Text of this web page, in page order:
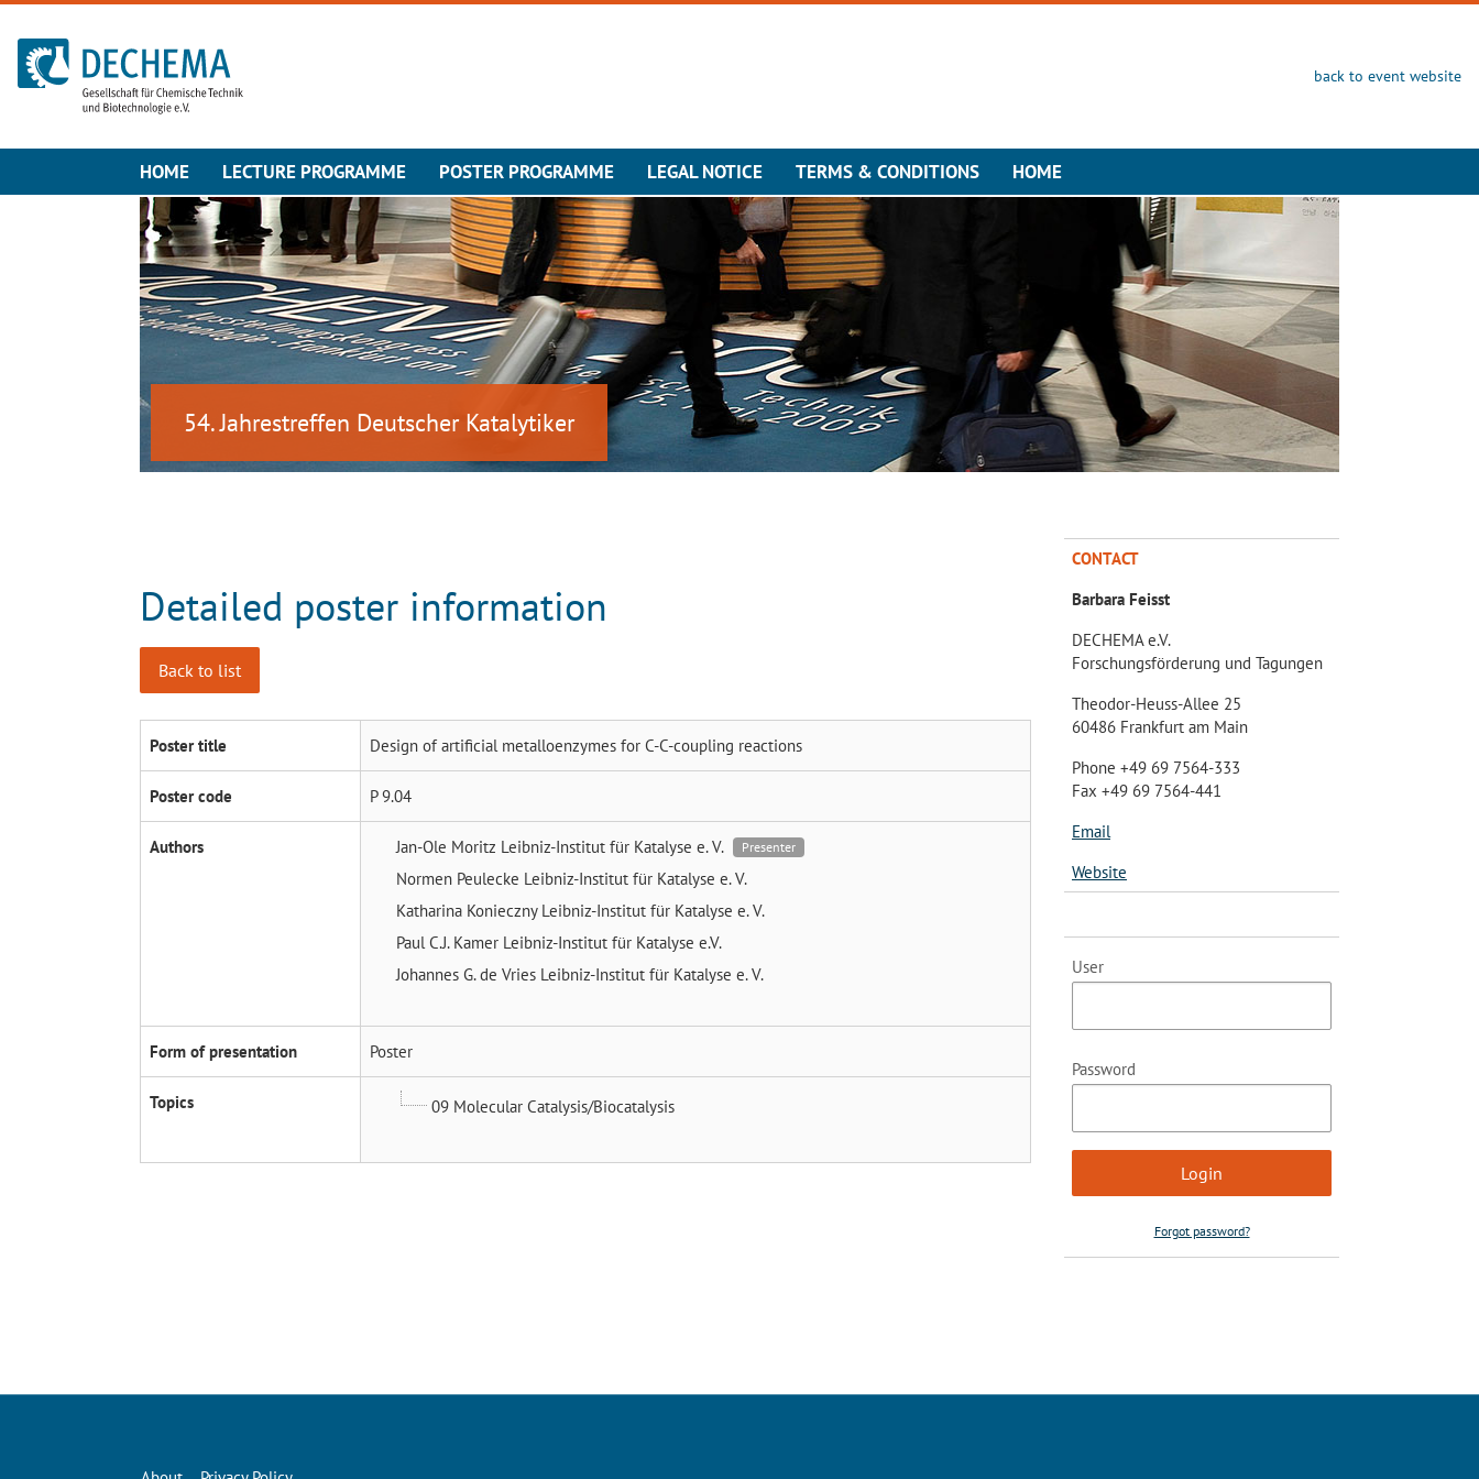
To the homepage
back to event website
HOME LECTURE PROGRAMME POSTER PROGRAMME LEGAL NOTICE TERMS & CONDITIONS HOME
54. Jahrestreffen Deutscher Katalytiker
Detailed poster information
Back to list
Poster title Design of artificial metalloenzymes for C-C-coupling reactions
Poster code P 9.04
Authors Jan-Ole Moritz Leibniz-Institut für Katalyse e. V. Presenter
Normen Peulecke Leibniz-Institut für Katalyse e. V.
Katharina Konieczny Leibniz-Institut für Katalyse e. V.
Paul C.J. Kamer Leibniz-Institut für Katalyse e.V.
Johannes G. de Vries Leibniz-Institut für Katalyse e. V.
Form of presentation Poster
Topics 09 Molecular Catalysis/Biocatalysis
CONTACT
Barbara Feisst
DECHEMA e.V.
Forschungsförderung und Tagungen
Theodor-Heuss-Allee 25
60486 Frankfurt am Main
Phone +49 69 7564-333
Fax +49 69 7564-441
Email
Website
User
Password
Forgot password?